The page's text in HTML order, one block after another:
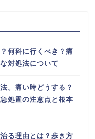
何科に行くべき？痛
対処法について
。痛い時どうする？
処置の注意点と根本
る理由とは？歩き方